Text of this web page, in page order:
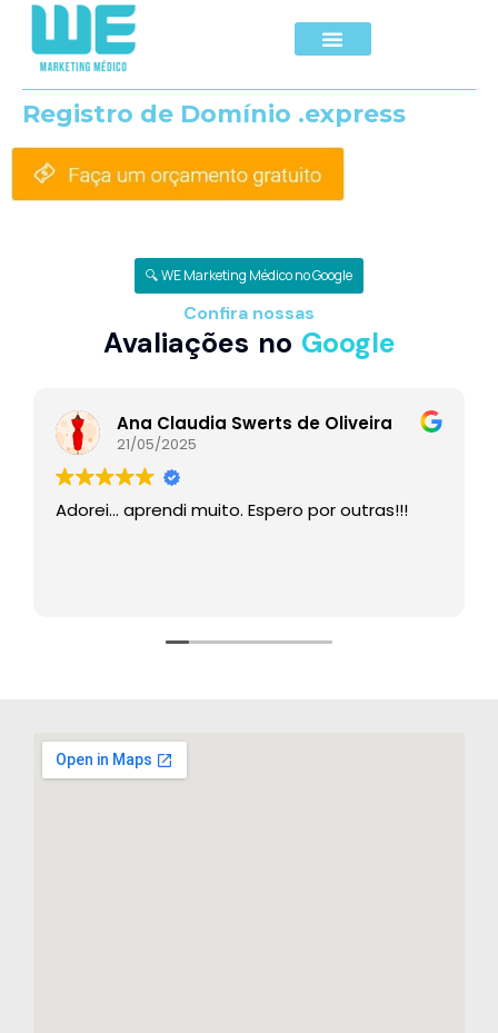
Registro de Domínio .express
🔍 WE Marketing Médico no Google
Confira nossas
Avaliações no Google
Ana Claudia Swerts de Oliveira
21/05/2025
Adorei… aprendi muito. Espero por outras!!!